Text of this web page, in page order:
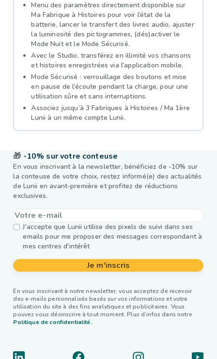
Menu des paramètres directement disponible sur
Ma Fabrique à Histoires pour voir l’état de la
batterie, lancer le transfert des livres audio, ajuster
la luminosité des pictogrammes, (dés)activer le
Mode Nuit et le Mode Sécurisé.
Avec le Studio, transférez en illimité vos chansons
et histoires enregistrées via l'application mobile.
Mode Sécurisé : verrouillage des boutons et mise
en pause de l’écoute pendant la charge, pour une
utilisation sûre et sans interruptions.
Associez jusqu’à 3 Fabriques à Histoires / Ma 1ère
Lunii à un même compte Lunii.
🎁 -10% sur votre conteuse
En vous inscrivant à la newsletter, bénéficiez de -10% sur
la conteuse de votre choix, restez informé(e) des actualités
de Lunii en avant-première et profitez de réductions
exclusives.
J’accepte que Lunii utilise des pixels de suivi dans ses
emails pour me proposer des messages correspondant à
mes centres d'intérêt
Je m'inscris
En vous inscrivant à notre newsletter, vous acceptez de recevoir
des e-mails personnalisés basés sur vos informations et votre
utilisation du site à des fins analytiques et publicitaires. Vous
pouvez vous désinscrire à tout moment. Plus d’infos dans notre
Politique de confidentialité.